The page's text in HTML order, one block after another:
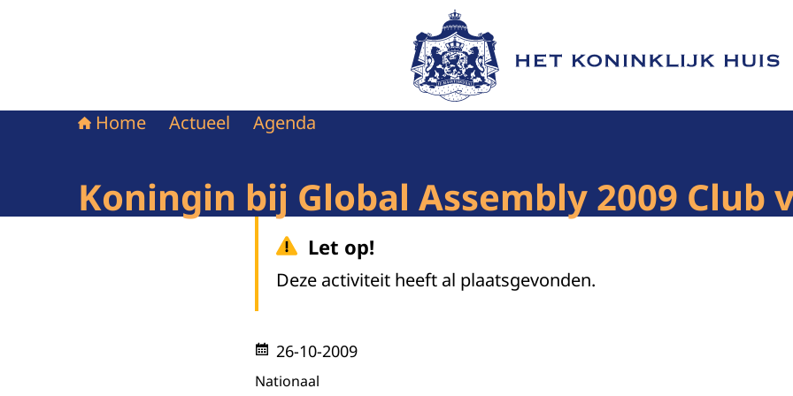
Naar de homepage van Het Koninklijk Huis
Home Actueel Agenda
Koningin bij Global Assembly 2009 Club
Let op!
Deze activiteit heeft al plaatsgevonden.
26-10-2009
Nationaal